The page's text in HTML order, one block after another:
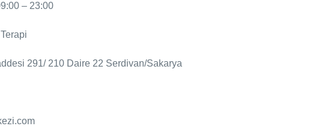
– 23:00
291/ 210 Daire 22 Serdivan/Sakarya